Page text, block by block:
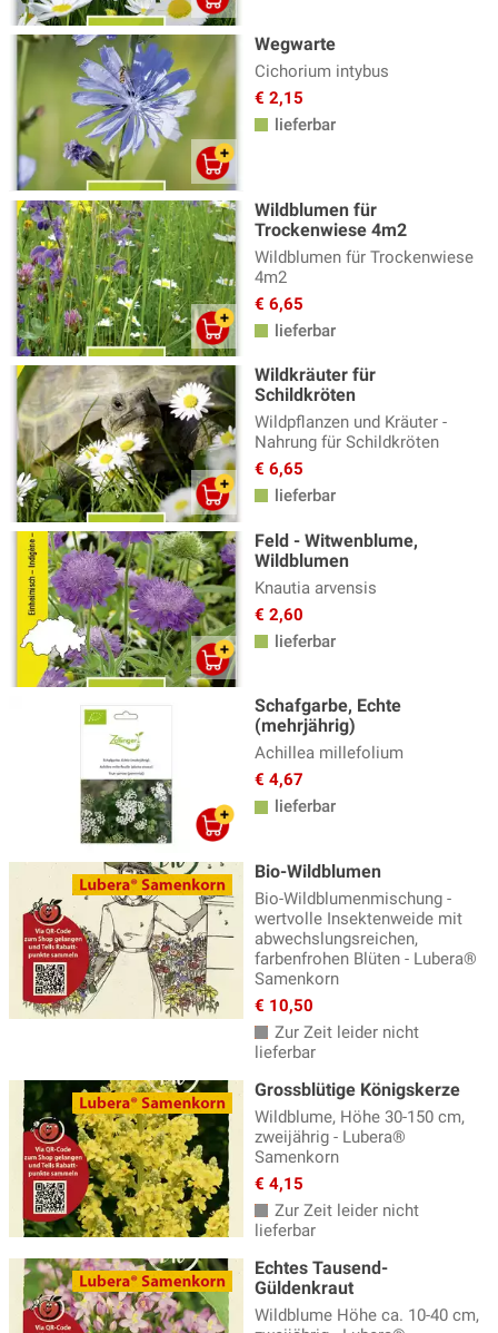
Wegwarte
Cichorium intybus
€ 2,15
lieferbar
Wildblumen für
Trockenwiese 4m2
Wildblumen für Trockenwiese
4m2
€ 6,65
lieferbar
Wildkräuter für
Schildkröten
Wildpflanzen und Kräuter -
Nahrung für Schildkröten
€ 6,65
lieferbar
Feld - Witwenblume,
Wildblumen
Knautia arvensis
€ 2,60
lieferbar
Schafgarbe, Echte
(mehrjährig)
Achillea millefolium
€ 4,67
lieferbar
Bio-Wildblumen
Bio-Wildblumenmischung -
wertvolle Insektenweide mit
abwechslungsreichen,
farbenfrohen Blüten - Lubera®
Samenkorn
€ 10,50
Zur Zeit leider nicht
lieferbar
Grossblütige Königskerze
Wildblume, Höhe 30-150 cm,
zweijährig - Lubera®
Samenkorn
€ 4,15
Zur Zeit leider nicht
lieferbar
Echtes Tausend-
Güldenkraut
Wildblume Höhe ca. 10-40 cm,